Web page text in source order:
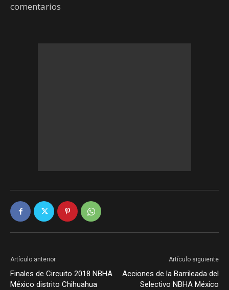
comentarios
Artículo anterior
Finales de Circuito 2018 NBHA
México distrito Chihuahua
Artículo siguiente
Acciones de la Barrileada del
Selectivo NBHA México